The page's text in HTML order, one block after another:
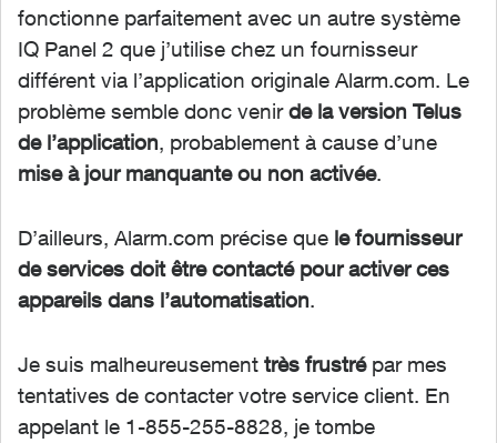
fonctionne parfaitement avec un autre système
IQ Panel 2 que j’utilise chez un fournisseur
différent via l’application originale Alarm.com. Le
problème semble donc venirde la version Telus
de l’application, probablement à cause d’une
mise à jour manquante ou non activée.
D’ailleurs, Alarm.com précise que le fournisseur
de services doit être contacté pour activer ces
appareils dans l’automatisation.
Je suis malheureusement très frustrépar mes
tentatives de contacter votre service client. En
appelant le 1-855-255-8828, je tombe